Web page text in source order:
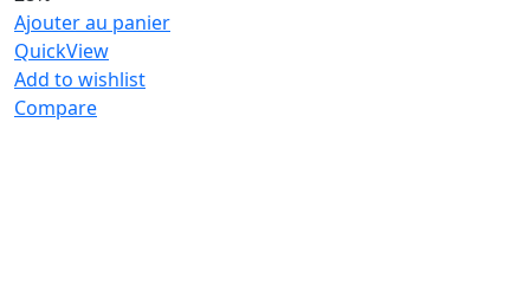
Ajouter au panier
QuickView
Add to wishlist
Compare